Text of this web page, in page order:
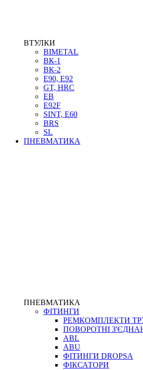
ВТУЛКИ
BIMETAL
ВК-1
ВК-2
Е90, E92
GT, HRC
EB
Е92F
SINT, E60
BRS
SL
ПНЕВМАТИКА
ПНЕВМАТИКА
ФІТИНГИ
РЕМКОМПЛЕКТИ
ПОВОРОТНІ
ABL
ABU
ФІТИНГИ DROPSA
ФІКСАТОРИ